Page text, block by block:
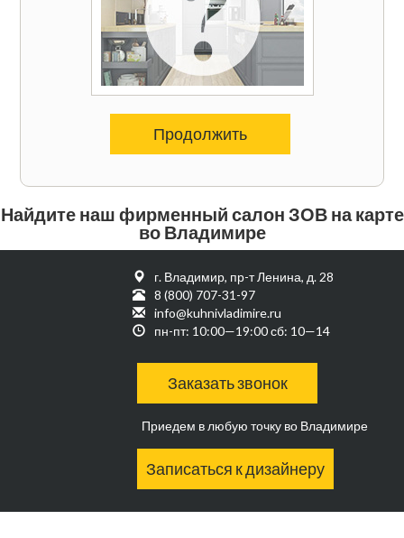
Продолжить
Найдите наш фирменный салон ЗОВ на карте
во Владимире
г. Владимир, пр-т Ленина, д. 28
8 (800) 707-31-97
info@kuhnivladimire.ru
пн-пт: 10:00—19:00 сб: 10—14
Заказать звонок
Приедем в любую точку во Владимире
Записаться к дизайнеру